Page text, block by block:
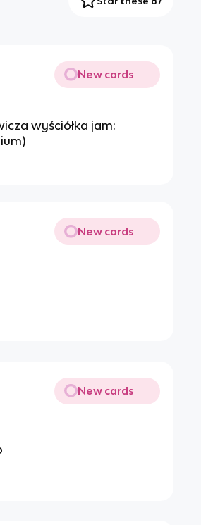
New cards
wyściółka jam:
New cards
New cards